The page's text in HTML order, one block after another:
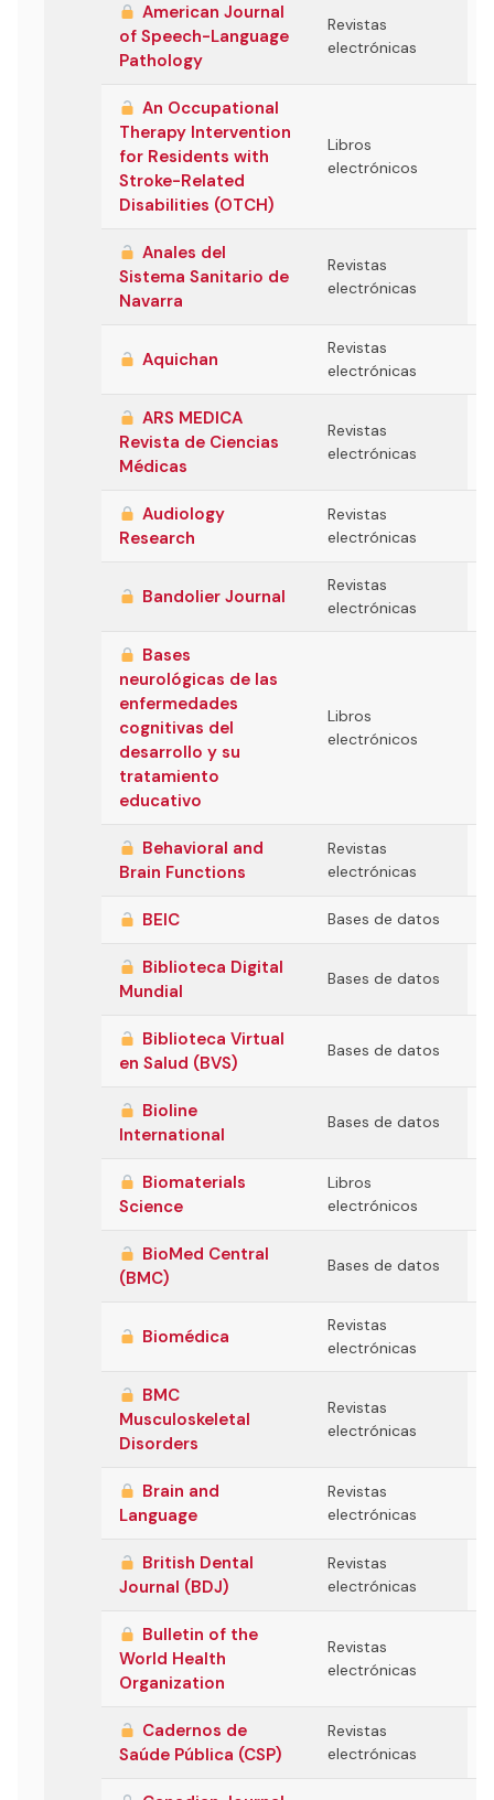
American Journal
of Speech-Language
Pathology
Revistas
electrónicas
An Occupational
Therapy Intervention
for Residents with
Stroke-Related
Disabilities (OTCH)
Libros
electrónicos
Anales del
Sistema Sanitario de
Navarra
Revistas
electrónicas
Aquichan
Revistas
electrónicas
ARS MEDICA
Revista de Ciencias
Médicas
Revistas
electrónicas
Audiology
Research
Revistas
electrónicas
Bandolier Journal
Revistas
electrónicas
Bases
neurológicas de las
enfermedades
cognitivas del
desarrollo y su
tratamiento
educativo
Libros
electrónicos
Behavioral and
Brain Functions
Revistas
electrónicas
BEIC Bases de datos
Biblioteca Digital
Mundial
Bases de datos
Biblioteca Virtual
en Salud (BVS)
Bases de datos
Bioline
International
Bases de datos
Biomaterials
Science
Libros
electrónicos
BioMed Central
(BMC)
Bases de datos
Biomédica
Revistas
electrónicas
BMC
Musculoskeletal
Disorders
Revistas
electrónicas
Brain and
Language
Revistas
electrónicas
British Dental
Journal (BDJ)
Revistas
electrónicas
Bulletin of the
World Health
Organization
Revistas
electrónicas
Cadernos de
Saúde Pública (CSP)
Revistas
electrónicas